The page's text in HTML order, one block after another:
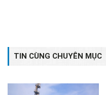
TIN CÙNG CHUYÊN MỤC